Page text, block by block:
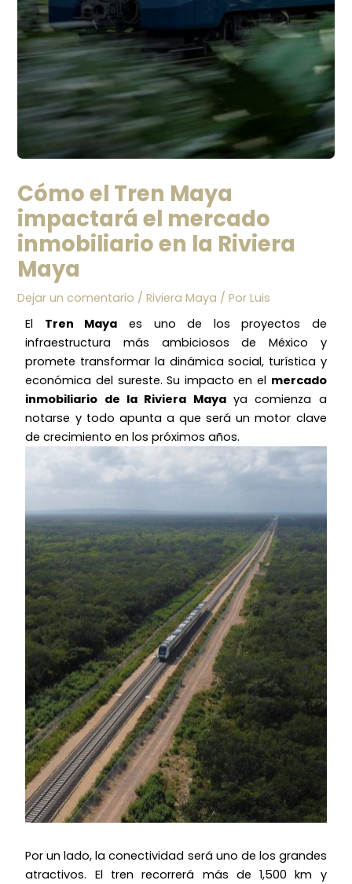
Cómo el Tren Maya
impactará el mercado
inmobiliario en la Riviera
Maya
Dejar un comentario /Riviera Maya / PorLuis
El Tren Maya es uno de los proyectos de
infraestructura más ambiciosos de México y
promete transformar la dinámica social, turística y
económica del sureste. Su impacto en el mercado
inmobiliario de la Riviera Mayaya comienza a
notarse y todo apunta a que será un motor clave
de crecimiento en los próximos años.
Por un lado, la conectividad será uno de los grandes
atractivos. El tren recorrerá más de 1,500 km y